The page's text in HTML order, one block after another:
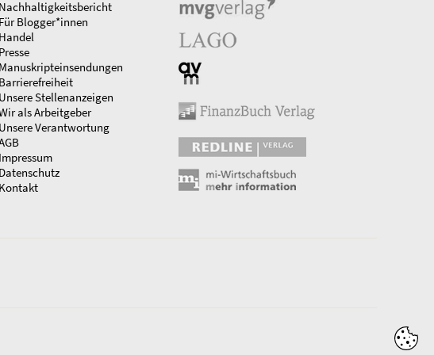
Nachhaltigkeitsbericht
Für Blogger*innen
Handel
Presse
Manuskripteinsendungen
Barrierefreiheit
Unsere Stellenanzeigen
als Arbeitgeber
Unsere Verantwortung
Impressum
Datenschutz
Kontakt